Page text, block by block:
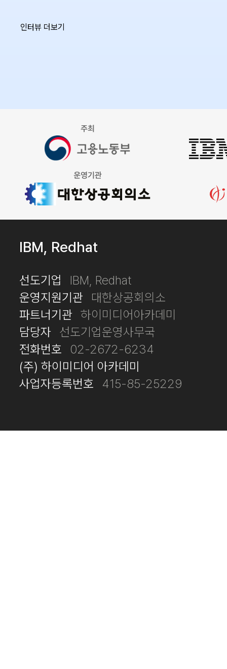
인터뷰 더보기
IBM, Redhat
선도기업
IBM, Redhat
운영지원기관
대한상공회의소
파트너기관 하이미디어아카데미
담당자 선도기업운영사무국
전화번호
02-2672-6234
(주) 하이미디어 아카데미
사업자등록번호
415-85-25229